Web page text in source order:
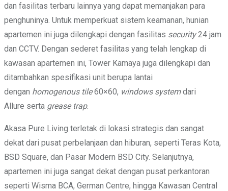
dan fasilitas terbaru lainnya yang dapat memanjakan para
penghuninya. Untuk memperkuat sistem keamanan, hunian
apartemen ini juga dilengkapi dengan fasilitas security24 jam
dan CCTV. Dengan sederet fasilitas yang telah lengkap di
kawasan apartemen ini, Tower Kamaya juga dilengkapi dan
ditambahkan spesifikasi unit berupa lantai
dengan homogenous tile60×60, windows systemdari
Allure serta grease trap.
Akasa Pure Living terletak di lokasi strategis dan sangat
dekat dari pusat perbelanjaan dan hiburan, seperti Teras Kota,
BSD Square, dan Pasar Modern BSD City. Selanjutnya,
apartemen ini juga sangat dekat dengan pusat perkantoran
seperti Wisma BCA, German Centre, hingga Kawasan Central